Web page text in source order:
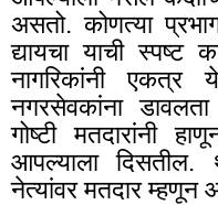
असतो. कोणत्या
द्यायचा याची स्पष्ट
नागरिकांनी एकत्र
नगरसेवकांना
गोष्टी मतदारांनी
आपल्याला दिसतील.
नेत्यांवर मतदार